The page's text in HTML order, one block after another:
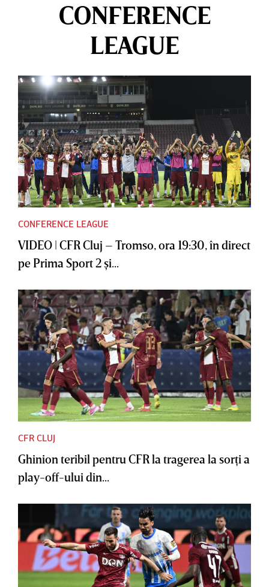
CONFERENCE
LEAGUE
CONFERENCE LEAGUE
VIDEO | CFR Cluj – Tromso, ora 19:30, în direct
pe Prima Sport 2 şi...
CFR CLUJ
Ghinion teribil pentru CFR la tragerea la sorţi a
play-off-ului din...